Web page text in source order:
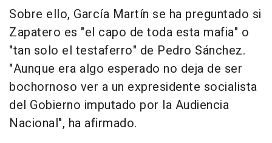
Sobre ello, García Martín se ha preguntado si
Zapatero es "el capo de toda esta mafia" o
"tan solo el testaferro" de Pedro Sánchez.
"Aunque era algo esperado no deja de ser
bochornoso ver a un expresidente socialista
del Gobierno imputado por la Audiencia
Nacional", ha afirmado.